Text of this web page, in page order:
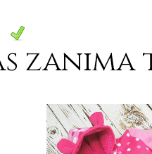
zanima